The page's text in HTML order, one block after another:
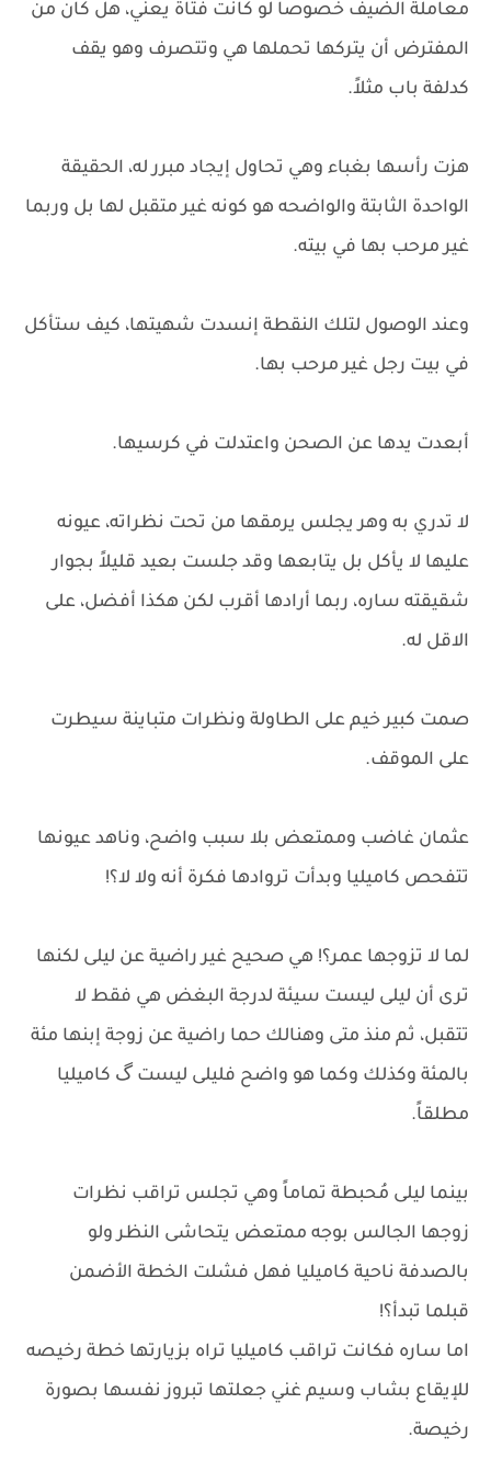
معاملة الضيف خصوصاً لو كانت فتاة يعني، هل كان من
المفترض أن يتركها تحملها هي وتتصرف وهو يقف
كدلفة باب مثلاً.
هزت رأسها بغباء وهي تحاول إيجاد مبرر له، الحقيقة
الواحدة الثابتة والواضحه هو كونه غير متقبل لها بل وربما
غير مرحب بها في بيته.
وعند الوصول لتلك النقطة إنسدت شهيتها، كيف ستأكل
في بيت رجل غير مرحب بها.
أبعدت يدها عن الصحن واعتدلت في كرسيها.
لا تدري به وهر يجلس يرمقها من تحت نظراته، عيونه
عليها لا يأكل بل يتابعها وقد جلست بعيد قليلاً بجوار
شقيقته ساره، ربما أرادها أقرب لكن هكذا أفضل، على
الاقل له.
صمت كبير خيم على الطاولة ونظرات متباينة سيطرت
على الموقف.
عثمان غاضب وممتعض بلا سبب واضح، وناهد عيونها
تتفحص كاميليا وبدأت تروادها فكرة أنه ولا لا؟!
لما لا تزوجها عمر؟! هي صحيح غير راضية عن ليلى لكنها
ترى أن ليلى ليست سيئة لدرجة البغض هي فقط لا
تتقبل، ثم منذ متى وهنالك حما راضية عن زوجة إبنها مئة
بالمئة وكذلك وكما هو واضح فليلى ليست گ كاميليا
مطلقاً.
بينما ليلى مُحبطة تماماً وهي تجلس تراقب نظرات
زوجها الجالس بوجه ممتعض يتحاشى النظر ولو
بالصدفة ناحية كاميليا فهل فشلت الخطة الأضمن
قبلما تبدأ؟!
اما ساره فكانت تراقب كاميليا تراه بزيارتها خطة رخيصه
للإيقاع بشاب وسيم غني جعلتها تبروز نفسها بصورة
رخيصة.